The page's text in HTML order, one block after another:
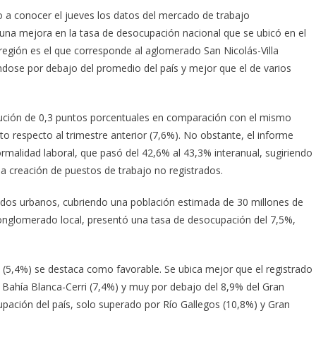
a conocer el jueves los datos del mercado de trabajo
mejora en la tasa de desocupación nacional que se ubicó en el
es el que corresponde al aglomerado San Nicolás-Villa
por debajo del promedio del país y mejor que el de varios
de 0,3 puntos porcentuales en comparación con el mismo
respecto al trimestre anterior (7,6%). No obstante, el informe
laboral, que pasó del 42,6% al 43,3% interanual, sugiriendo
creación de puestos de trabajo no registrados.
urbanos, cubriendo una población estimada de 30 millones de
local, presentó una tasa de desocupación del 7,5%,
se destaca como favorable. Se ubica mejor que el registrado
Blanca-Cerri (7,4%) y muy por debajo del 8,9% del Gran
del país, solo superado por Río Gallegos (10,8%) y Gran